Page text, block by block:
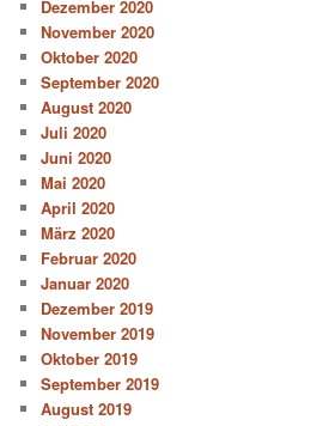
Dezember 2020
November 2020
Oktober 2020
September 2020
August 2020
Juli 2020
Juni 2020
Mai 2020
April 2020
März 2020
Februar 2020
Januar 2020
Dezember 2019
November 2019
Oktober 2019
September 2019
August 2019